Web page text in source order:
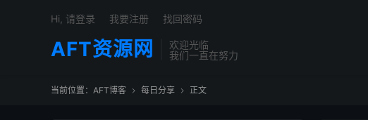
AFT资源网
欢迎光临
我们一直在努力
Hi, 请登录 我要注册 找回密码
当前位置： AFT博客  每日分享  正文